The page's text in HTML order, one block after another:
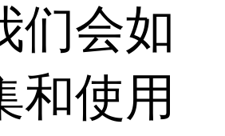
们会如
和使用